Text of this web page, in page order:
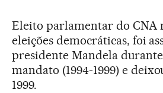
Eleito parlamentar do CNA
eleições democráticas, foi
presidente Mandela
mandato (1994-1999) e
1999.